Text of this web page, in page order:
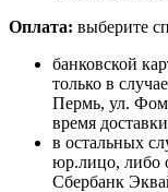
Оплата: выберите
банковской
только в
Пермь, ул.
время
в остальных
юр.лицо, либо
Сбербанк